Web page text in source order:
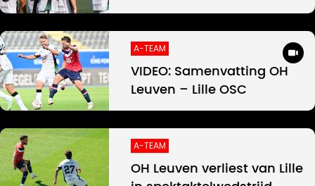
A-TEAM
VIDEO: Samenvatting OH
Leuven – Lille OSC
A-TEAM
OH Leuven verliest van Lille